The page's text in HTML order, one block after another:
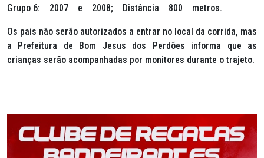
Grupo 6: 2007 e 2008; Distância 800 metros.
Os pais não serão autorizados a entrar no local da corrida, mas
a Prefeitura de Bom Jesus dos Perdões informa que as
crianças serão acompanhadas por monitores durante o trajeto.